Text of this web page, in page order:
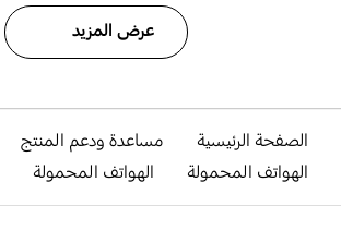
عرض المزيد
الصفحة الرئيسية
مساعدة ودعم المنتج
الهواتف المحمولة
الهواتف المحمولة